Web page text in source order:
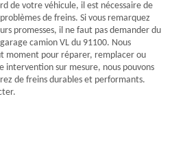
de votre véhicule, il est nécessaire de
problèmes de freins. Si vous remarquez
promesses, il ne faut pas demander du
camion VL du 91100. Nous
moment pour réparer, remplacer ou
intervention sur mesure, nous pouvons
de freins durables et performants.